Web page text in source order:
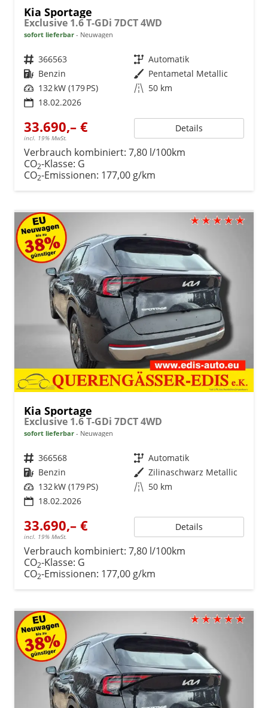
Kia Sportage
Exclusive 1.6 T-GDi 7DCT 4WD
sofort lieferbar Neuwagen
Fahrzeugnr. 366563 Getriebe Automatik
Kraftstoff Benzin Außenfarbe Pentametal Metallic
Leistung 132 kW (179 PS) Kilometerstand 50 km
18.02.2026
33.690,– €
incl. 19% MwSt.
Details
Verbrauch kombiniert: 7,80 l/100km
CO2-Klasse: G
CO2-Emissionen: 177,00 g/km
Kia Sportage
Exclusive 1.6 T-GDi 7DCT 4WD
sofort lieferbar Neuwagen
Fahrzeugnr. 366568 Getriebe Automatik
Kraftstoff Benzin Außenfarbe Zilinaschwarz Metallic
Leistung 132 kW (179 PS) Kilometerstand 50 km
18.02.2026
33.690,– €
incl. 19% MwSt.
Details
Verbrauch kombiniert: 7,80 l/100km
CO2-Klasse: G
CO2-Emissionen: 177,00 g/km